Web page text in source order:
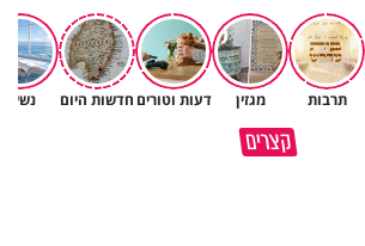
תרבות מגזין דעות וטורים חדשות היום נשים
קצרים
108 בזכות הכיבוד